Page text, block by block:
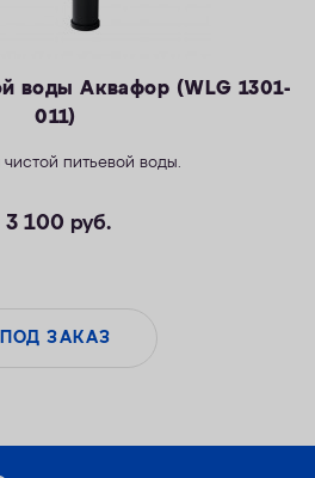
воды Аквафор (WLG 1301-
011)
чистой питьевой воды.
3 100 руб.
ПОД ЗАКАЗ